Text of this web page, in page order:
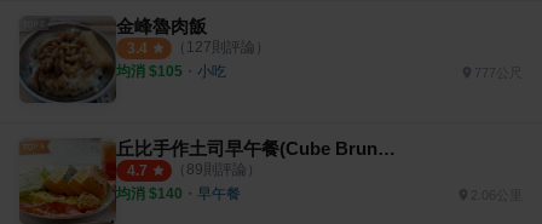
金峰魯肉飯
3.4 （ 127則評論）
均消 $105 ・ 小吃
丘比手作土司早午餐(Cube Brunch)
4.7 （ 89則評論）
均消 $140 ・ 早午餐